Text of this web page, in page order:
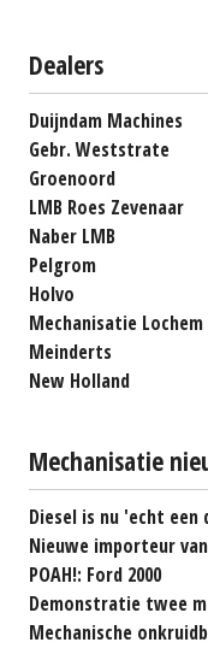
Dealers
Duijndam Machines
Gebr. Weststrate
Groenoord
LMB Roes Zevenaar
Naber LMB
Pelgrom
Holvo
Mechanisatie Lochem
Meinderts
New Holland
Mechanisatie
Diesel is nu 'echt
Nieuwe importeur
POAH!: Ford 2000
Demonstratie twee
Mechanische